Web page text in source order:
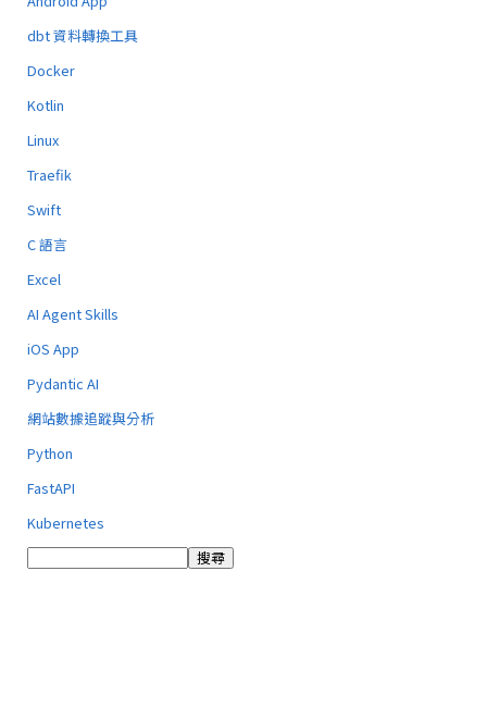
dbt 資料轉換工具
Docker
Kotlin
Linux
Traefik
Swift
C 語言
Excel
AI Agent Skills
iOS App
Pydantic AI
網站數據追蹤與分析
Python
FastAPI
Kubernetes